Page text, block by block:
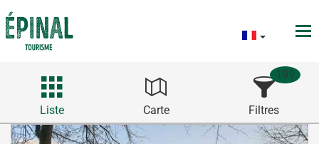
Liste Carte Filtres
199